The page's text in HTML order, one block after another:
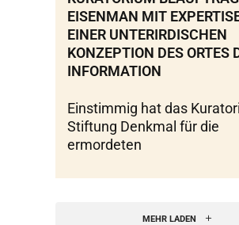
EISENMAN MIT
EINER UNTERIRDISCHEN
KONZEPTION DES ORTES
INFORMATION
Einstimmig hat das
Stiftung Denkmal für die
ermordeten
MEHR LADEN